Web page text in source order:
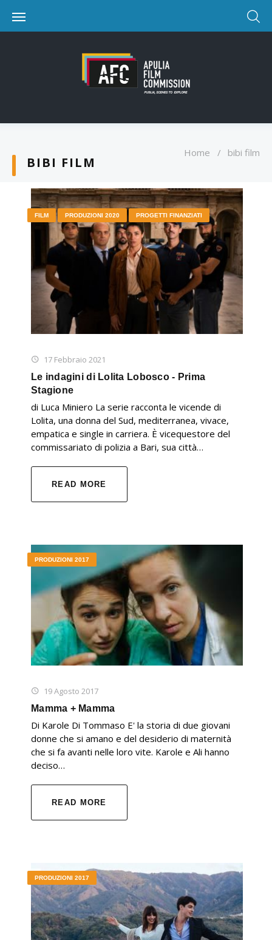
BIBI FILM
Home / bibi film
17 Febbraio 2021
FILM PRODUZIONI 2020 PROGETTI FINANZIATI
Le indagini di Lolita Lobosco - Prima
Stagione
di Luca Miniero La serie racconta le vicende di
Lolita, una donna del Sud, mediterranea, vivace,
empatica e single in carriera. È vicequestore del
commissariato di polizia a Bari, sua città…
READ MORE
19 Agosto 2017
PRODUZIONI 2017
Mamma + Mamma
Di Karole Di Tommaso E' la storia di due giovani
donne che si amano e del desiderio di maternità
che si fa avanti nelle loro vite. Karole e Ali hanno
deciso…
READ MORE
PRODUZIONI 2017